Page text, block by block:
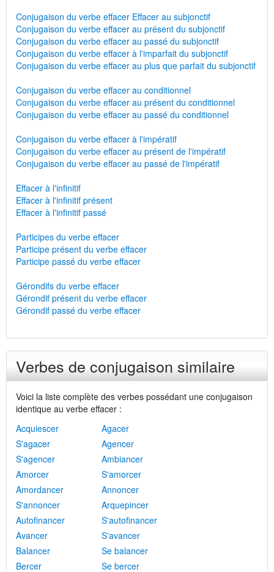
Conjugaison du verbe effacer Effacer au subjonctif
Conjugaison du verbe effacer au présent du subjonctif
Conjugaison du verbe effacer au passé du subjonctif
Conjugaison du verbe effacer à l'imparfait du subjonctif
Conjugaison du verbe effacer au plus que parfait du subjonctif
Conjugaison du verbe effacer au conditionnel
Conjugaison du verbe effacer au présent du conditionnel
Conjugaison du verbe effacer au passé du conditionnel
Conjugaison du verbe effacer à l'impératif
Conjugaison du verbe effacer au présent de l'impératif
Conjugaison du verbe effacer au passé de l'impératif
Effacer à l'infinitif
Effacer à l'infinitif présent
Effacer à l'infinitif passé
Participes du verbe effacer
Participe présent du verbe effacer
Participe passé du verbe effacer
Gérondifs du verbe effacer
Gérondif présent du verbe effacer
Gérondif passé du verbe effacer
Verbes de conjugaison similaire
Voici la liste complète des verbes possédant une conjugaison
identique au verbe effacer :
Acquiescer
Agacer
S'agacer
Agencer
S'agencer
Ambiancer
Amorcer
S'amorcer
Amordancer
Annoncer
S'annoncer
Arquepincer
Autofinancer
S'autofinancer
Avancer
S'avancer
Balancer
Se balancer
Bercer
Se bercer